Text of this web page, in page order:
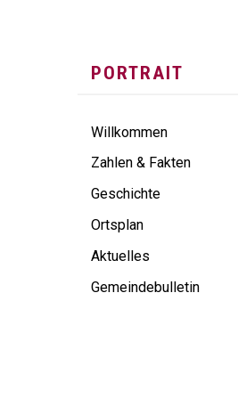
SUBNAVIGATION
PORTRAIT
Willkommen
Zahlen & Fakten
Geschichte
Ortsplan
Aktuelles
Gemeindebulletin